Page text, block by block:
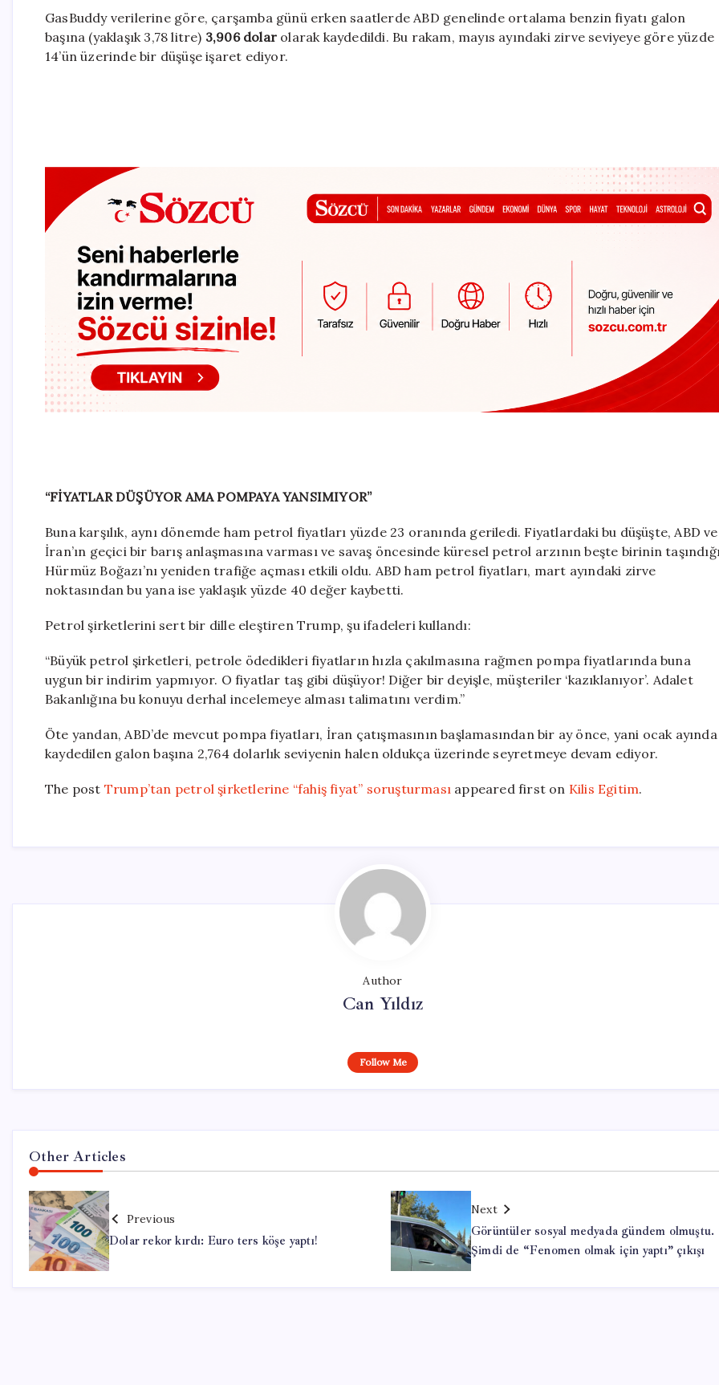
GasBuddy verilerine göre, çarşamba günü erken saatlerde ABD genelinde ortalama benzin fiyatı galon
başına (yaklaşık 3,78 litre) 3,906 dolar olarak kaydedildi. Bu rakam, mayıs ayındaki zirve seviyeye göre yüzde
14’ün üzerinde bir düşüşe işaret ediyor.
“FİYATLAR DÜŞÜYOR AMA POMPAYA YANSIMIYOR”
Buna karşılık, aynı dönemde ham petrol fiyatları yüzde 23 oranında geriledi. Fiyatlardaki bu düşüşte, ABD ve
İran’ın geçici bir barış anlaşmasına varması ve savaş öncesinde küresel petrol arzının beşte birinin
Hürmüz Boğazı’nı yeniden trafiğe açması etkili oldu. ABD ham petrol fiyatları, mart ayındaki zirve
noktasından bu yana ise yaklaşık yüzde 40 değer kaybetti.
Petrol şirketlerini sert bir dille eleştiren Trump, şu ifadeleri kullandı:
“Büyük petrol şirketleri, petrole ödedikleri fiyatların hızla çakılmasına rağmen pompa fiyatlarında buna
uygun bir indirim yapmıyor. O fiyatlar taş gibi düşüyor! Diğer bir deyişle, müşteriler ‘kazıklanıyor’. Adalet
Bakanlığına bu konuyu derhal incelemeye alması talimatını verdim.”
Öte yandan, ABD’de mevcut pompa fiyatları, İran çatışmasının başlamasından bir ay önce, yani ocak ayında
kaydedilen galon başına 2,764 dolarlık seviyenin halen oldukça üzerinde seyretmeye devam ediyor.
The post Trump’tan petrol şirketlerine “fahiş fiyat” soruşturması appeared first on Kilis Egitim.
Author
Can Yıldız
Follow Me
Other Articles
Previous
Dolar rekor kırdı: Euro ters köşe yaptı!
Next
Görüntüler sosyal medyada gündem olmuştu.
Şimdi de “Fenomen olmak için yaptı” çıkışı